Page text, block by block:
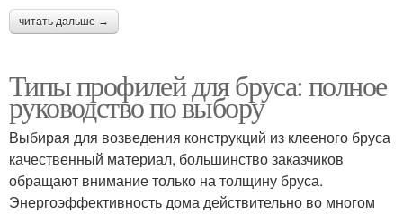
читать дальше →
Типы профилей для бруса: полное
руководство по выбору
Выбирая для возведения конструкций из клееного бруса
качественный материал, большинство заказчиков
обращают внимание только на толщину бруса.
Энергоэффективность дома действительно во многом